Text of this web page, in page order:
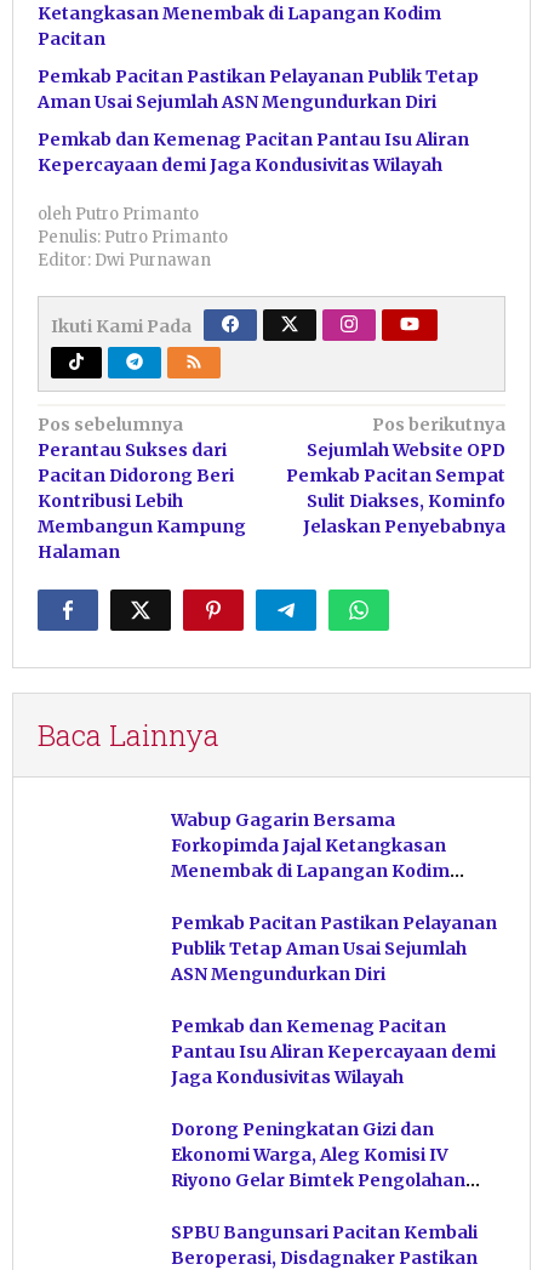
Ketangkasan Menembak di Lapangan Kodim
Pacitan
Pemkab Pacitan Pastikan Pelayanan Publik Tetap
Aman Usai Sejumlah ASN Mengundurkan Diri
Pemkab dan Kemenag Pacitan Pantau Isu Aliran
Kepercayaan demi Jaga Kondusivitas Wilayah
oleh Putro Primanto
Penulis: Putro Primanto
Editor: Dwi Purnawan
Ikuti Kami Pada
Navigasi
pos
Pos sebelumnya
Perantau Sukses dari
Pacitan Didorong Beri
Kontribusi Lebih
Membangun Kampung
Halaman
Pos berikutnya
Sejumlah Website OPD
Pemkab Pacitan Sempat
Sulit Diakses, Kominfo
Jelaskan Penyebabnya
Baca Lainnya
Wabup Gagarin Bersama
Forkopimda Jajal Ketangkasan
Menembak di Lapangan Kodim
Pemkab Pacitan Pastikan Pelayanan
Publik Tetap Aman Usai Sejumlah
ASN Mengundurkan Diri
Pemkab dan Kemenag Pacitan
Pantau Isu Aliran Kepercayaan demi
Jaga Kondusivitas Wilayah
Dorong Peningkatan Gizi dan
Ekonomi Warga, Aleg Komisi IV
Riyono Gelar Bimtek Pengolahan
SPBU Bangunsari Pacitan Kembali
Beroperasi, Disdagnaker Pastikan